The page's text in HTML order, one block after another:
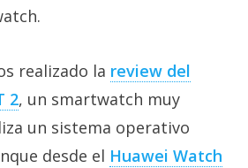
realizado la review del
2, un smartwatch muy
un sistema operativo
desde el Huawei Watch